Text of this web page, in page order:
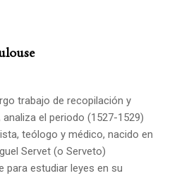
trabajo de recopilación y
el periodo (1527-1529)
teólogo y médico, nacido en
Servet (o Serveto)
para estudiar leyes en su